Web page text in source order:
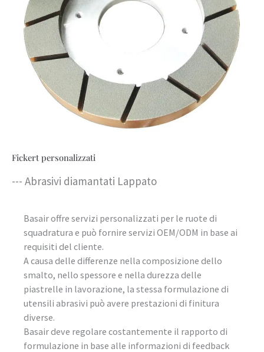
Fickert personalizzati
--- Abrasivi diamantati Lappato
Basair offre servizi personalizzati per le ruote di
squadratura e può fornire servizi OEM/ODM in base ai
requisiti del cliente.
A causa delle differenze nella composizione dello
smalto, nello spessore e nella durezza delle
piastrelle in lavorazione, la stessa formulazione di
utensili abrasivi può avere prestazioni di finitura
diverse.
Basair deve regolare costantemente il rapporto di
formulazione in base alle informazioni di feedback